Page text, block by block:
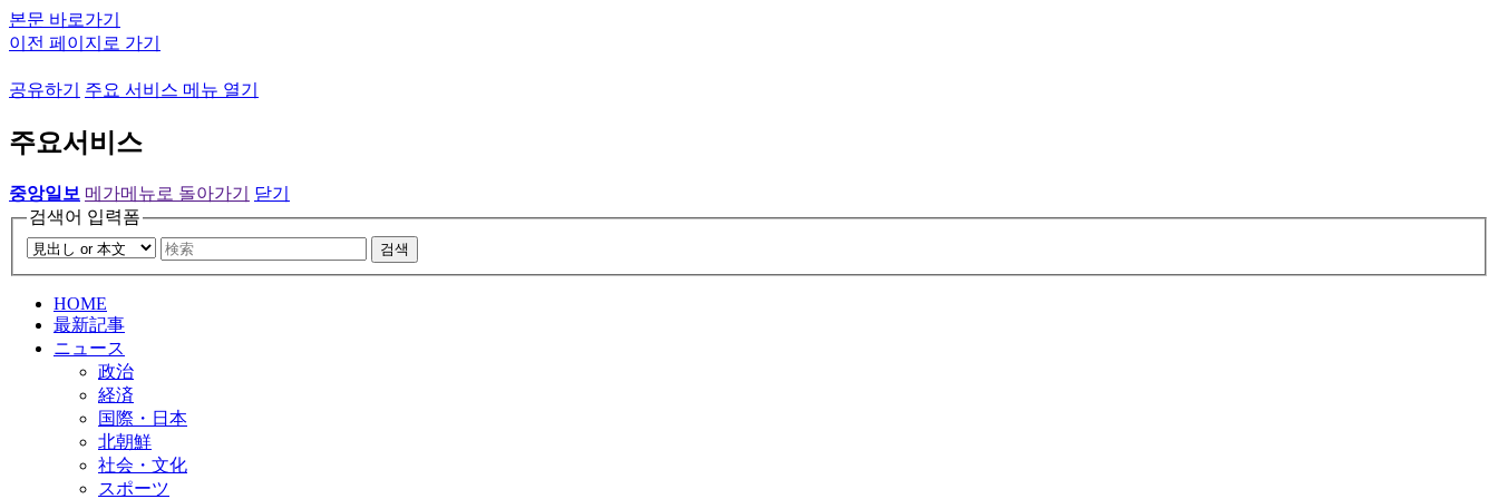
본문 바로가기
이전 페이지로 가기
공유하기 주요 서비스 메뉴 열기
주요서비스
중앙일보 메가메뉴로 돌아가기
닫기
검색어 입력폼
검색
HOME
最新記事
ニュース
政治
経済
国際・日本
北朝鮮
社会・文化
スポーツ